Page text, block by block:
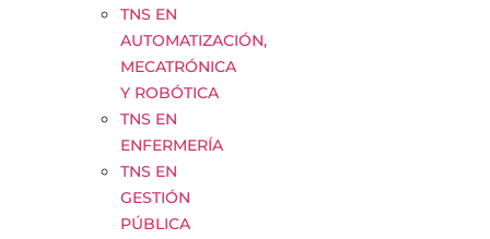
TNS EN
AUTOMATIZACIÓN,
MECATRÓNICA
Y ROBÓTICA
TNS EN
ENFERMERÍA
TNS EN
GESTIÓN
PÚBLICA